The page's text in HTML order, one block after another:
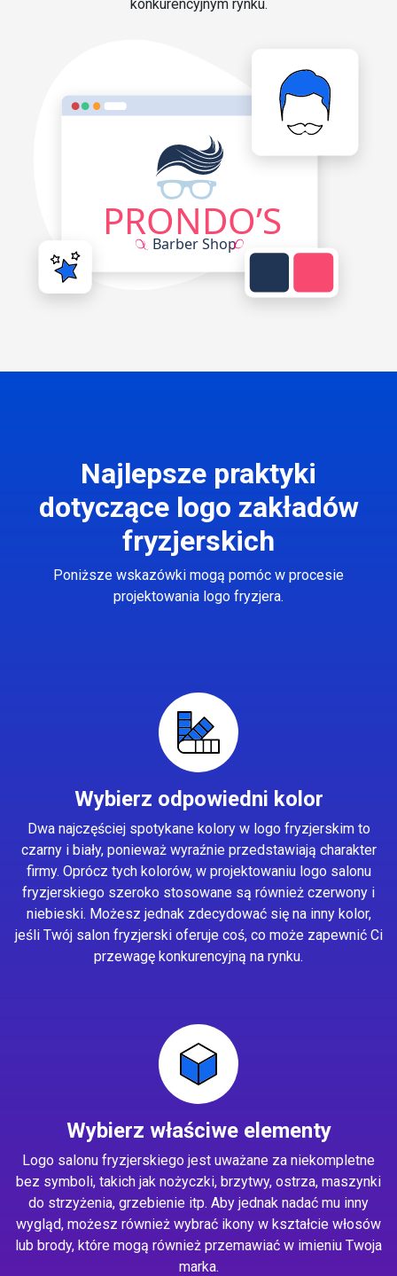
konkurencyjnym rynku.
Najlepsze praktyki
dotyczące logo zakładów
fryzjerskich
Poniższe wskazówki mogą pomóc w procesie
projektowania logo fryzjera.
Wybierz odpowiedni kolor
Dwa najczęściej spotykane kolory w logo fryzjerskim to
czarny i biały, ponieważ wyraźnie przedstawiają charakter
firmy. Oprócz tych kolorów, w projektowaniu logo salonu
fryzjerskiego szeroko stosowane są również czerwony i
niebieski. Możesz jednak zdecydować się na inny kolor,
jeśli Twój salon fryzjerski oferuje coś, co może zapewnić Ci
przewagę konkurencyjną na rynku.
Wybierz właściwe elementy
Logo salonu fryzjerskiego jest uważane za niekompletne
bez symboli, takich jak nożyczki, brzytwy, ostrza, maszynki
do strzyżenia, grzebienie itp. Aby jednak nadać mu inny
wygląd, możesz również wybrać ikony w kształcie włosów
lub brody, które mogą również przemawiać w imieniu Twoja
marka.